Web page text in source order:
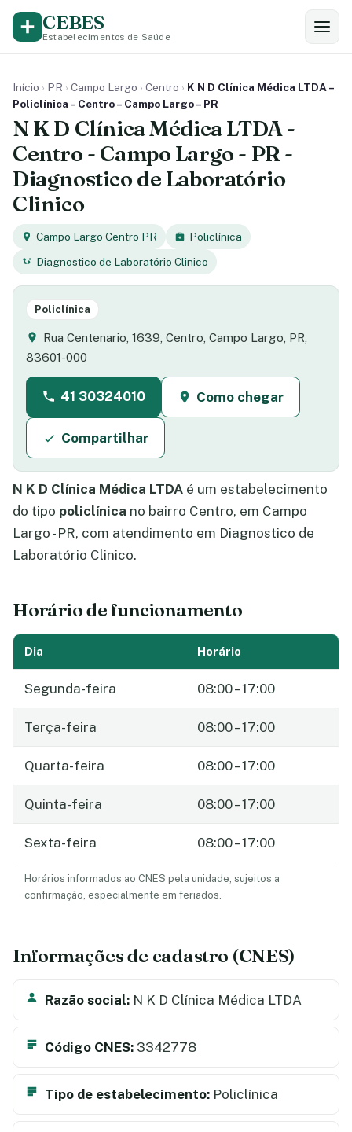
CEBES
Estabelecimentos de Saúde
Início › PR › Campo Largo › Centro › K N D Clínica Médica LTDA –
Policlínica – Centro – Campo Largo – PR
N K D Clínica Médica LTDA -
Centro - Campo Largo - PR -
Diagnostico de Laboratório
Clinico
Campo Largo·Centro·PR
Policlínica
Diagnostico de Laboratório Clinico
Policlínica
Rua Centenario, 1639, Centro, Campo Largo, PR,
83601-000
41 30324010 Como chegar
Compartilhar
N K D Clínica Médica LTDA é um estabelecimento
do tipo policlínica no bairro Centro, em Campo
Largo - PR, com atendimento em Diagnostico de
Laboratório Clinico.
Horário de funcionamento
Dia Horário
Segunda-feira 08:00 – 17:00
Terça-feira 08:00 – 17:00
Quarta-feira 08:00 – 17:00
Quinta-feira 08:00 – 17:00
Sexta-feira 08:00 – 17:00
Horários informados ao CNES pela unidade; sujeitos a
confirmação, especialmente em feriados.
Informações de cadastro (CNES)
Razão social: N K D Clínica Médica LTDA
Código CNES: 3342778
Tipo de estabelecimento: Policlínica